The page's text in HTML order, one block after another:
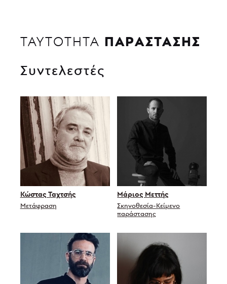
ΤΑΥΤΟΤΗΤΑ ΠΑΡΑΣΤΑΣΗΣ
Συντελεστές
Κώστας Ταχτσής
Μετάφραση
Μάριος Μεττής
Σκηνοθεσία-Κείμενο
παράστασης